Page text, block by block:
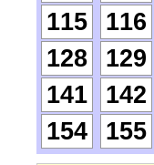
115
116
128
129
141
142
154
155